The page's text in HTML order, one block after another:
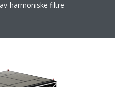
harmoniske filtre